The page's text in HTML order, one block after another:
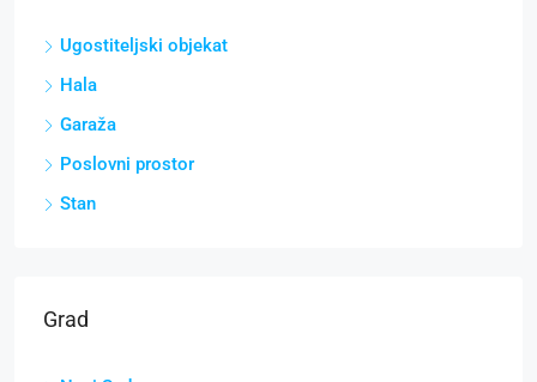
Ugostiteljski objekat
Hala
Garaža
Poslovni prostor
Stan
Grad